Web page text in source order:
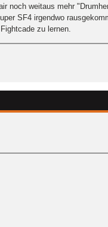
noch weitaus mehr
SF4 irgendwo
zu lernen.